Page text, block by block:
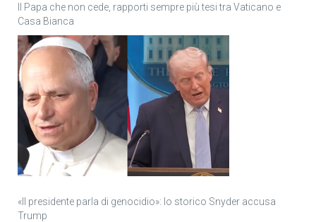
Il Papa che non cede, rapporti sempre più tesi tra Vaticano e
Casa Bianca
«Il presidente parla di genocidio»: lo storico Snyder accusa
Trump